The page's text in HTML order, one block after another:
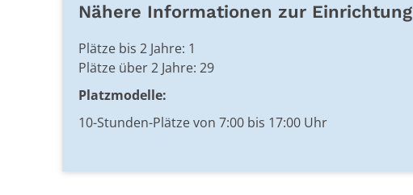
Nähere Informationen zur Einrichtung
Plätze bis 2 Jahre: 1
Plätze über 2 Jahre: 29
Platzmodelle:
10-Stunden-Plätze von 7:00 bis 17:00 Uhr